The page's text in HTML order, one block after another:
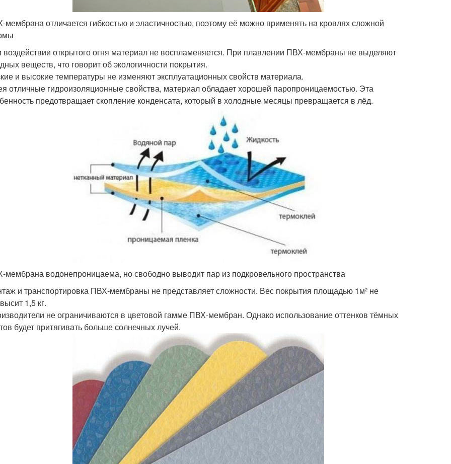
мембрана отличается гибкостью и эластичностью, поэтому её можно применять на кровлях сложной
воздействии открытого огня материал не воспламеняется. При плавлении ПВХ-мембраны не выделяют
веществ, что говорит об экологичности покрытия.
и высокие температуры не изменяют эксплуатационных свойств материала.
отличные гидроизоляционные свойства, материал обладает хорошей паропроницаемостью. Эта
предотвращает скопление конденсата, который в холодные месяцы превращается в лёд.
мембрана водонепроницаема, но свободно выводит пар из подкровельного пространства
и транспортировка ПВХ-мембраны не представляет сложности. Вес покрытия площадью 1м² не
1,5 кг.
не ограничиваются в цветовой гамме ПВХ-мембран. Однако использование оттенков тёмных
будет притягивать больше солнечных лучей.